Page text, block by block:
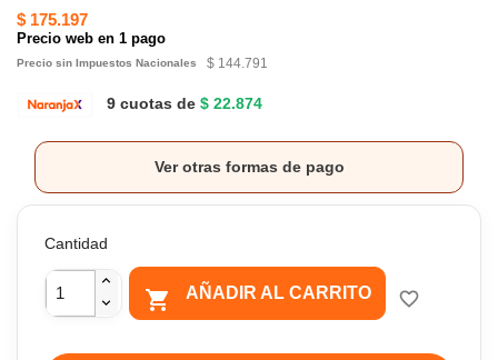
$ 175.197
Precio web en 1 pago
Precio sin Impuestos Nacionales $ 144.791
9 cuotas de $ 22.874
Ver otras formas de pago
Cantidad
 AÑADIR AL CARRITO favorite_border